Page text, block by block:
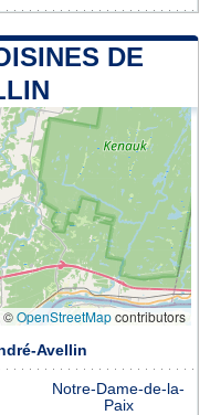
DE
©OpenStreetMapcontributors
Avellin
Notre-Dame-de-la-
Paix